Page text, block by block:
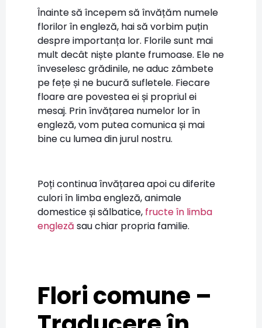
Înainte să începem să învățăm numele
florilor în engleză, hai să vorbim puțin
despre importanța lor. Florile sunt mai
mult decât niște plante frumoase. Ele ne
înveselesc grădinile, ne aduc zâmbete
pe fețe și ne bucură sufletele. Fiecare
floare are povestea ei și propriul ei
mesaj. Prin învățarea numelor lor în
engleză, vom putea comunica și mai
bine cu lumea din jurul nostru.
Poți continua învățarea apoi cu diferite
culori în limba engleză, animale
domestice și sălbatice, fructe în limba
engleză sau chiar propria familie.
Flori comune –